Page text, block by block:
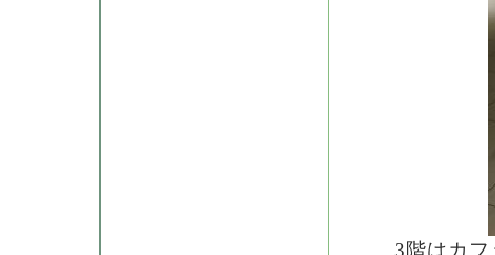
3階はカフ